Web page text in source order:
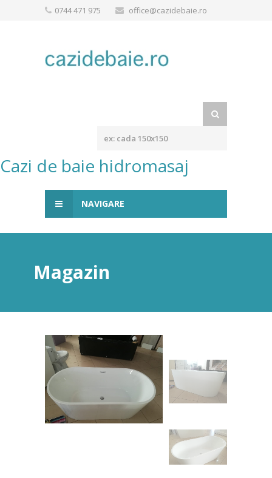
0744 471 975 office@cazidebaie.ro
Cazi de baie hidromasaj
NAVIGARE
Magazin